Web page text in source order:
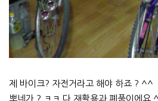
제 바이크? 자전거라고 해야 하죠 ? ^^
뽀네가 ? ㅋㅋ 다 재활용과 폐품이에요